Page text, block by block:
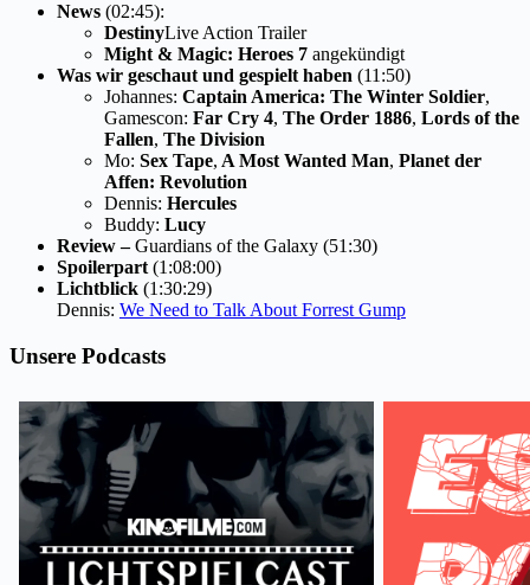
News (02:45):
DestinyLive Action Trailer
Might & Magic: Heroes 7 angekündigt
Was wir geschaut und gespielt haben (11:50)
Johannes: Captain America: The Winter Soldier,
Gamescon: Far Cry 4, The Order 1886, Lords of the
Fallen, The Division
Mo: Sex Tape, A Most Wanted Man, Planet der
Affen: Revolution
Dennis: Hercules
Buddy: Lucy
Review –Guardians of the Galaxy (51:30)
Spoilerpart (1:08:00)
Lichtblick (1:30:29)
Dennis: We Need to Talk About Forrest Gump
Unsere Podcasts